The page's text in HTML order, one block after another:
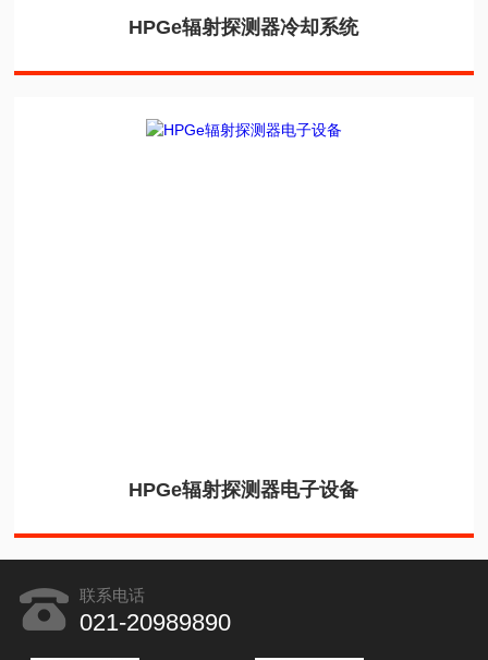
HPGe辐射探测器冷却系统
HPGe辐射探测器电子设备
联系电话
021-20989890